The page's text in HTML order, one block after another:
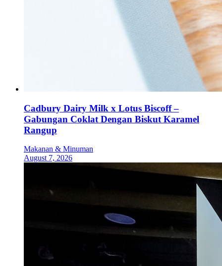
Cadbury Dairy Milk x Lotus Biscoff –
Gabungan Coklat Dengan Biskut Karamel
Rangup
Makanan & Minuman
August 7, 2026